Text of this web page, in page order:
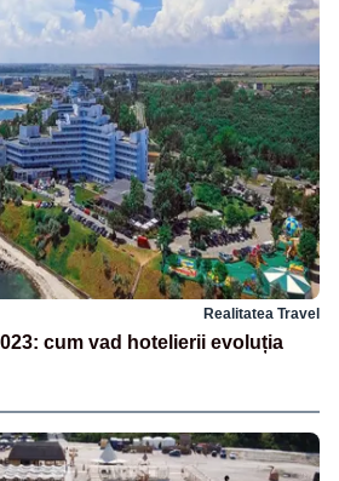
Realitatea Travel
cum vad hotelierii evoluția